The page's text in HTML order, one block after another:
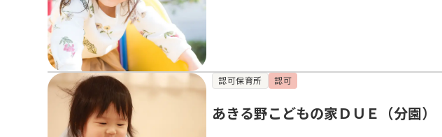
認可保育所 認可
あきる野こどもの家ＤＵＥ（分園）